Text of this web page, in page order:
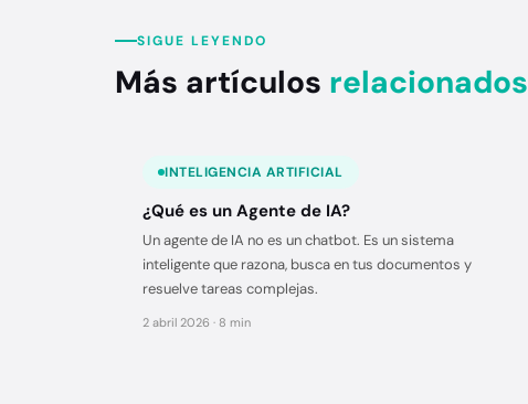
SIGUE LEYENDO
Más artículos relacionados
INTELIGENCIA ARTIFICIAL
¿Qué es un Agente de IA?
Un agente de IA no es un chatbot. Es un sistema
inteligente que razona, busca en tus documentos y
resuelve tareas complejas.
2 abril 2026 · 8 min